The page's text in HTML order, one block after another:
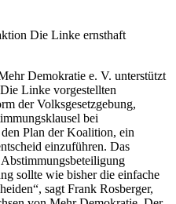
Die Linke ernsthaft
Demokratie e. V. unterstützt
Linke vorgestellten
der Volksgesetzgebung,
bei
Plan der Koalition, ein
einzuführen. Das
sollte wie bisher die einfache
sagt Frank Rosberger,